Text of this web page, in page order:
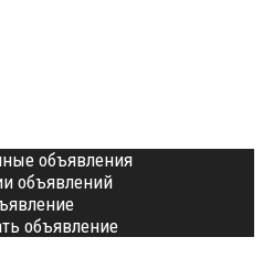
объявления
объявлений
объявление